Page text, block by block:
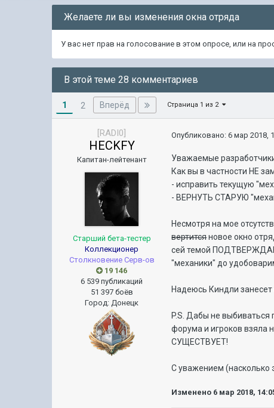
Желаете ли вы изменения окна отряда
У вас нет прав на голосование в этом опросе, или на
В этой теме 28 комментариев
1 2 Вперёд Страница 1 из 2
[RADI0]
HECKFY
Капитан-лейтенант
Старший бета-тестер
Коллекционер
Столкновение Серв-ов
19 146
6 539 публикаций
51 397 боёв
Город:Донецк
Опубликовано:6 мар 2018,
Уважаемые
Как вы в частности НЕ
- исправить текущую
- ВЕРНУТЬ СТАРУЮ
Несмотря на мое
вертитсяновое окно
сей темой ПОДТВЕРЖДАЮ
"механики" до
Надеюсь Киндли занесет
P.S. Дабы не выбиваться
форума и игроков взяла
СУЩЕСТВУЕТ!
С уважением (насколько
Изменено 6 мар 2018,